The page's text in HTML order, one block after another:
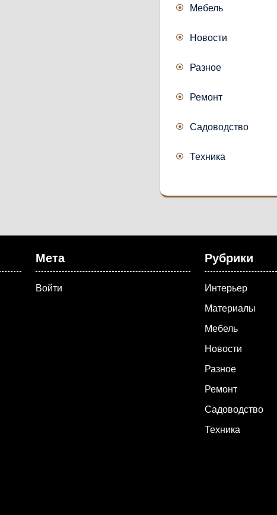
Мебель
Новости
Разное
Ремонт
Садоводство
Техника
Мета
Войти
Рубрики
Интерьер
Материалы
Мебель
Новости
Разное
Ремонт
Садоводство
Техника